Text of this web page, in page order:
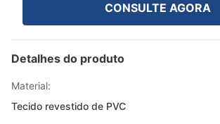
CONSULTE AGORA
Detalhes do produto
Material:
Tecido revestido de PVC